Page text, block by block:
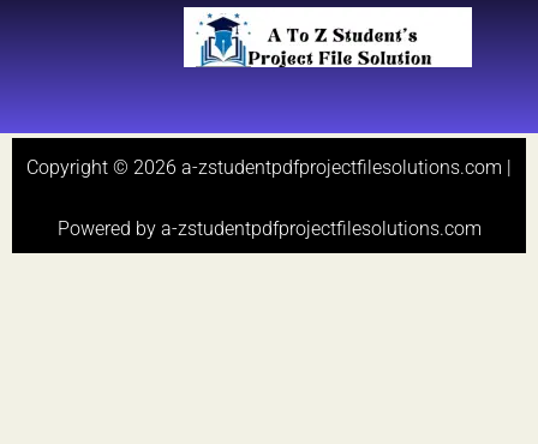
Copyright © 2026 a-zstudentpdfprojectfilesolutions.com |
Powered by a-zstudentpdfprojectfilesolutions.com